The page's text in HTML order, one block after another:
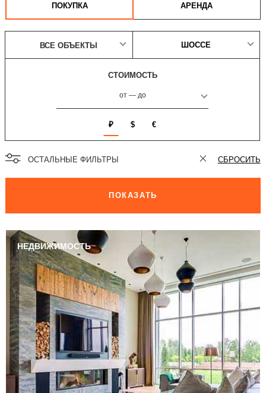
ПОКУПКА АРЕНДА
ВСЕ ОБЪЕКТЫ ШОССЕ
СТОИМОСТЬ
от— до
₽ $ €
ОСТАЛЬНЫЕ ФИЛЬТРЫ СБРОСИТЬ
ПОКАЗАТЬ
НЕДВИЖИМОСТЬ